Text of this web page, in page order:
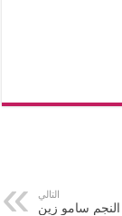
التالي
النجم سامو زين